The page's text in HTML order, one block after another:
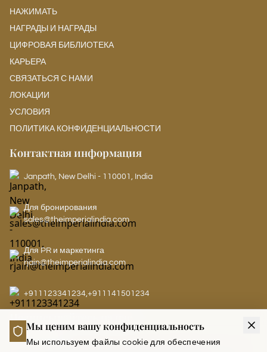
НАЖИМАТЬ
НАГРАДЫ И НАГРАДЫ
ЦИФРОВАЯ БИБЛИОТЕКА
КАРЬЕРА
СВЯЗАТЬСЯ С НАМИ
ЛОКАЦИИ
УСЛОВИЯ
ПОЛИТИКА КОНФИДЕНЦИАЛЬНОСТИ
Контактная информация
Janpath, New Delhi - 110001, India
Для бронирования
sales@theimperialindia.com
Для PR и маркетинга
rjain@theimperialindia.com
+911123341234,+911141501234
Подписывайтесь на нас
Мы ценим вашу конфиденциальность
Мы используем файлы cookie для обеспечения